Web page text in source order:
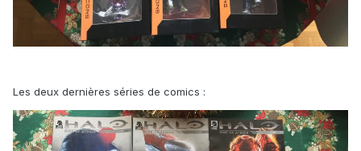
Les deux dernières séries de comics :